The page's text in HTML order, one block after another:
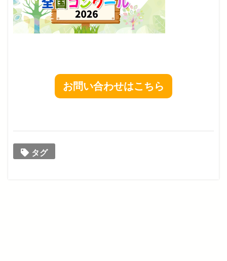
お問い合わせはこちら
タグ